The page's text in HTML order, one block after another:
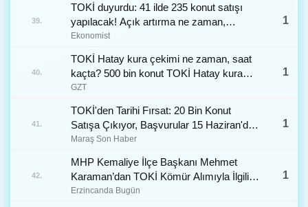
39.
TOKİ duyurdu: 41 ilde 235 konut satışı
yapılacak! Açık artırma ne zaman,
başvuru şartları neler?
Ekonomist
1
40.
TOKİ Hatay kura çekimi ne zaman, saat
kaçta? 500 bin konut TOKİ Hatay kura
sonuçları isim listesi: Defne, Antakya
sosyal konut Projesi
GZT
1
41.
TOKİ'den Tarihi Fırsat: 20 Bin Konut
Satışa Çıkıyor, Başvurular 15 Haziran'da -
Maraş Son Haber
Maraş Son Haber
1
42.
MHP Kemaliye İlçe Başkanı Mehmet
Karaman’dan TOKİ Kömür Alımıyla İlgili
Açıklama
Erzincanda Bugün
1